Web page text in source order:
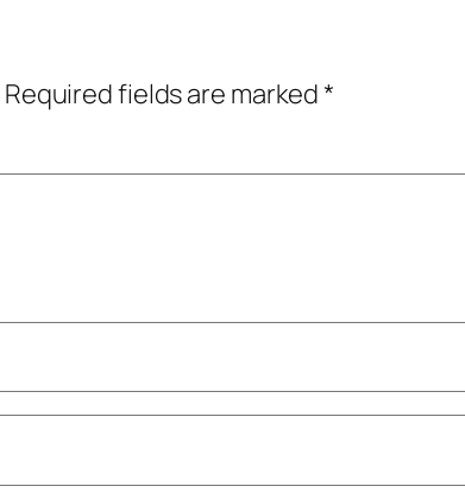
Required fields are marked*